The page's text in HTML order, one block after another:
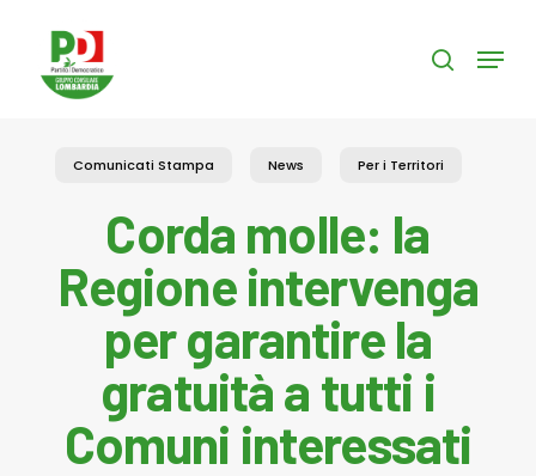
content
search
Menu
Comunicati Stampa News Per i Territori
Corda molle: la
Regione intervenga
per garantire la
gratuità a tutti i
Comuni interessati